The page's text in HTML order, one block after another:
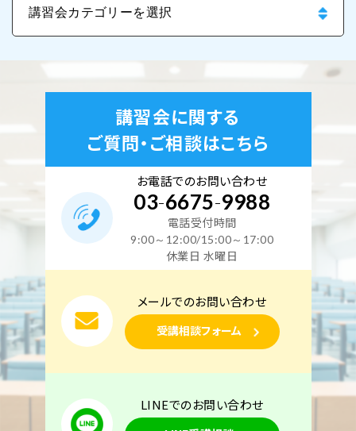
講習会に関する
ご質問・ご相談はこちら
お電話でのお問い合わせ
03-6675-9988
電話受付時間
9:00～12:00/15:00～17:00
休業日 水曜日
メールでのお問い合わせ
受講相談フォーム
LINEでのお問い合わせ